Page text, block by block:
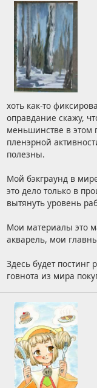
хоть как-то
оправдание скажу,
меньшинстве в этом
пленэрной
полезны.
Мой бэкграунд в
это дело только в
вытянуть уровень
Мои материалы это
акварель, мои
Здесь будет постинг
говнота из мира